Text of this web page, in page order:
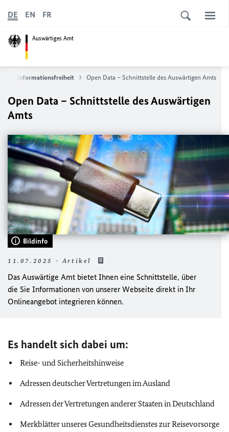
Auswärtiges Amt
DE EN FR
und Informationsfreiheit Open Data – Schnittstelle des Auswärtigen Amts
Open Data – Schnittstelle des Auswärtigen
Amts
Bildinfo
11.07.2025 - Artikel
Das Auswärtige Amt bietet Ihnen eine Schnittstelle, über
die Sie Informationen von unserer Webseite direkt in Ihr
Onlineangebot integrieren können.
Es handelt sich dabei um:
Reise- und Sicherheitshinweise
Adressen deutscher Vertretungen im Ausland
Adressen der Vertretungen anderer Staaten in Deutschland
Merkblätter unseres Gesundheitsdienstes zur Reisevorsorge